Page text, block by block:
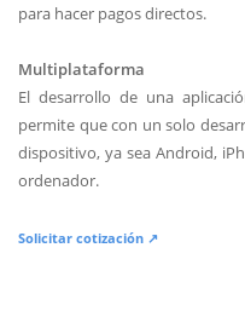
para hacer pagos directos.
Multiplataforma
El desarrollo de una
permite que con un solo
dispositivo, ya sea Android,
ordenador.
Solicitar cotización ↗